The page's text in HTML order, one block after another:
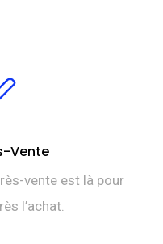
Vente
vente est là pour
l’achat.